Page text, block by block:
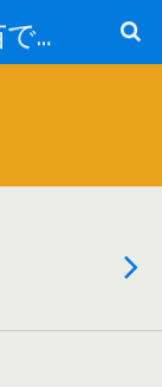
こんにちは！加藤早苗です。